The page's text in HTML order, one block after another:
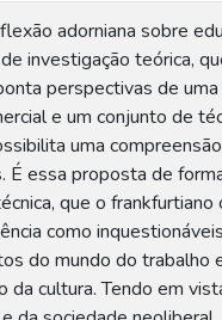
adorniana sobre
investigação teórica,
perspectivas de uma
e um conjunto de
uma
É essa proposta de
que o
como
do mundo do trabalho
cultura. Tendo em